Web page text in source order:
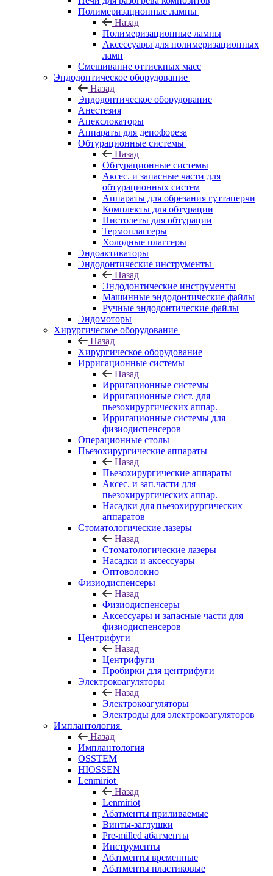
Полимеризационные лампы
Назад
Полимеризационные лампы
Аксессуары для полимеризационных
ламп
Смешивание оттискных масс
Эндодонтическое оборудование
Назад
Эндодонтическое оборудование
Анестезия
Апекслокаторы
Аппараты для депофореза
Обтурационные системы
Назад
Обтурационные системы
Аксес. и запасные части для
обтурационных систем
Аппараты для обрезания гуттаперчи
Комплекты для обтурации
Пистолеты для обтурации
Термоплаггеры
Холодные плаггеры
Эндоактиваторы
Эндодонтические инструменты
Назад
Эндодонтические инструменты
Машинные эндодонтические файлы
Ручные эндодонтические файлы
Эндомоторы
Хирургическое оборудование
Назад
Хирургическое оборудование
Ирригационные системы
Назад
Ирригационные системы
Ирригационные сист. для
пьезохирургических аппар.
Ирригационные системы для
физиодиспенсеров
Операционные столы
Пьезохирургические аппараты
Назад
Пьезохирургические аппараты
Аксес. и зап.части для
пьезохирургических аппар.
Насадки для пьезохирургических
аппаратов
Стоматологические лазеры
Назад
Стоматологические лазеры
Насадки и аксессуары
Оптоволокно
Физиодиспенсеры
Назад
Физиодиспенсеры
Аксессуары и запасные части для
физиодиспенсеров
Центрифуги
Назад
Центрифуги
Пробирки для центрифуги
Электрокоагуляторы
Назад
Электрокоагуляторы
Электроды для электрокоагуляторов
Имплантология
Назад
Имплантология
OSSTEM
HIOSSEN
Lenmiriot
Назад
Lenmiriot
Абатменты приливаемые
Винты-заглушки
Pre-milled абатменты
Инструменты
Абатменты временные
Абатменты пластиковые